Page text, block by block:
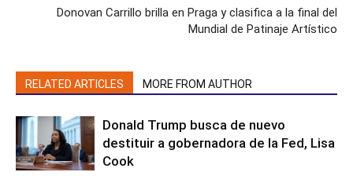
Donovan Carrillo brilla en Praga y clasifica a la final del
Mundial de Patinaje Artístico
RELATED ARTICLES MORE FROM AUTHOR
Donald Trump busca de nuevo
destituir a gobernadora de la Fed, Lisa
Cook